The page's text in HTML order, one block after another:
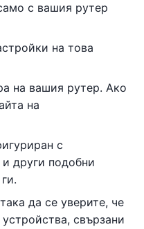
с вашия рутер
на това
на вашия рутер. Ако
на
с
други подобни
да се уверите, че
свързани